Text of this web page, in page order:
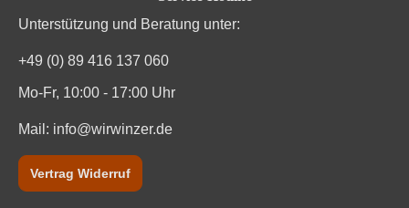
Traubenfarbe
Weinart
Nährwertangaben
Durchschnittliche nährwertangaben
Unterstützung und Beratung unter:
+49 (0) 89 416 137 060
Mo-Fr, 10:00 - 17:00 Uhr
Mail: info@wirwinzer.de
Vertrag Widerruf